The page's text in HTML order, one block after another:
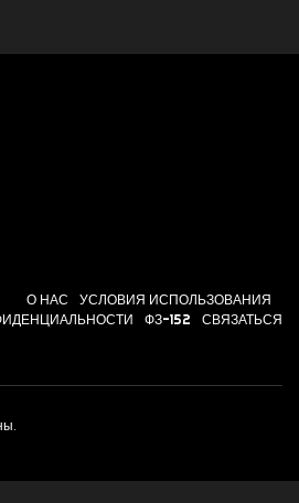
О НАС
УСЛОВИЯ ИСПОЛЬЗОВАНИЯ
ФЗ-152 СВЯЗАТЬСЯ